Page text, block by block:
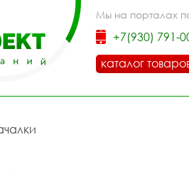
Мы на порталах
+7(930) 791-
каталог